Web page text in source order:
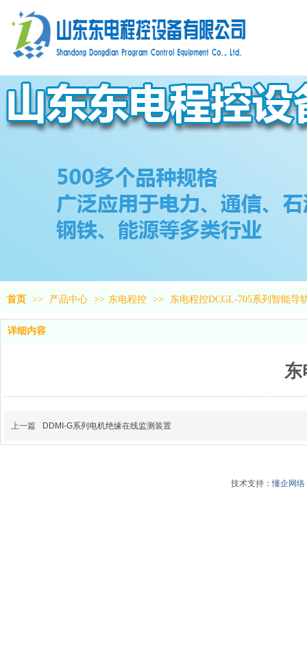
首页 >> 产品中心 >> 东电程控 >> 东电程控DCGL-705系列智能导
详细内容
东
上一篇 DDMI-G系列电机绝缘在线监测装置
技术支持：懂企网络